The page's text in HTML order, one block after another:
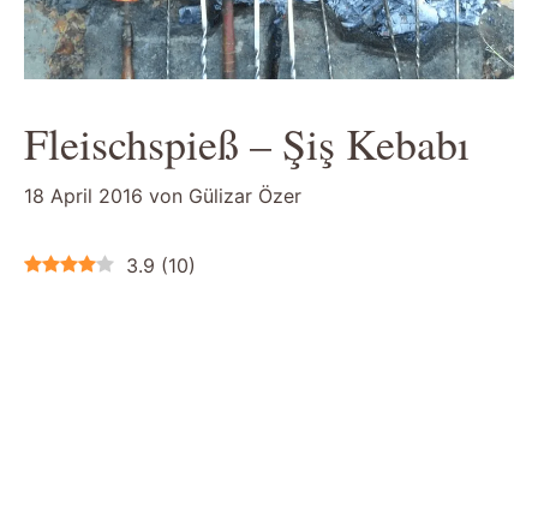
Fleischspieß – Şiş Kebabı
18 April 2016 von Gülizar Özer
3.9 (10)